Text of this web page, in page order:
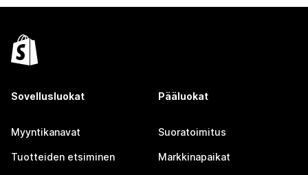
Sovellusluokat
Myyntikanavat
Tuotteiden etsiminen
Pääluokat
Suoratoimitus
Markkinapaikat